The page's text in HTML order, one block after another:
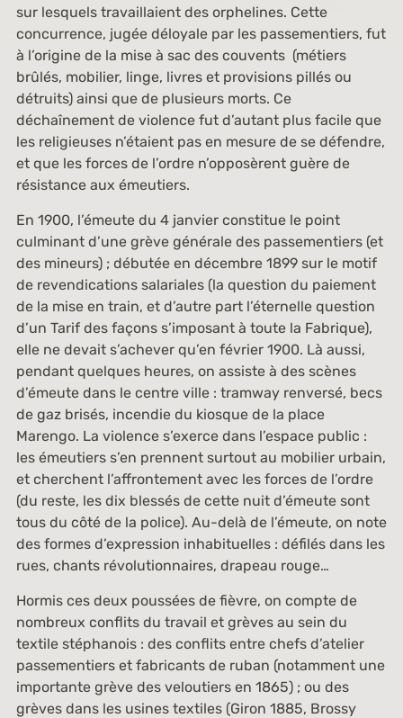
sur lesquels travaillaient des orphelines. Cette
concurrence, jugée déloyale par les passementiers, fut
à l’origine de la mise à sac des couvents (métiers
brûlés, mobilier, linge, livres et provisions pillés ou
détruits) ainsi que de plusieurs morts. Ce
déchaînement de violence fut d’autant plus facile que
les religieuses n’étaient pas en mesure de se défendre,
et que les forces de l’ordre n’opposèrent guère de
résistance aux émeutiers.
En 1900, l’émeute du 4 janvier constitue le point
culminant d’une grève générale des passementiers (et
des mineurs) ; débutée en décembre 1899 sur le motif
de revendications salariales (la question du paiement
de la mise en train, et d’autre part l’éternelle question
d’un Tarif des façons s’imposant à toute la Fabrique),
elle ne devait s’achever qu’en février 1900. Là aussi,
pendant quelques heures, on assiste à des scènes
d’émeute dans le centre ville : tramway renversé, becs
de gaz brisés, incendie du kiosque de la place
Marengo. La violence s’exerce dans l’espace public :
les émeutiers s’en prennent surtout au mobilier urbain,
et cherchent l’affrontement avec les forces de l’ordre
(du reste, les dix blessés de cette nuit d’émeute sont
tous du côté de la police). Au-delà de l’émeute, on note
des formes d’expression inhabituelles : défilés dans les
rues, chants révolutionnaires, drapeau rouge…
Hormis ces deux poussées de fièvre, on compte de
nombreux conflits du travail et grèves au sein du
textile stéphanois : des conflits entre chefs d’atelier
passementiers et fabricants de ruban (notamment une
importante grève des veloutiers en 1865) ; ou des
grèves dans les usines textiles (Giron 1885, Brossy